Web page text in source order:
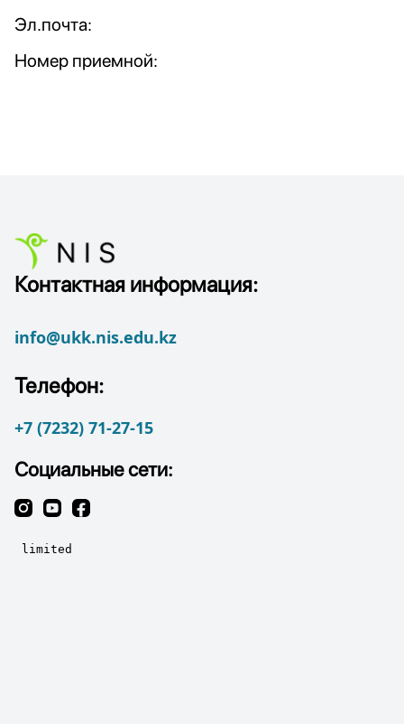
Эл.почта:
Номер приемной:
Контактная информация:
info@ukk.nis.edu.kz
Телефон:
+7 (7232) 71-27-15
Социальные сети: